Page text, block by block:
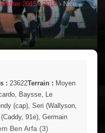
2015 / 2016› Nice -
: 23622Terrain : Moyen
Baysse, Le
(cap), Seri (Wallyson,
91e), Germain
Ben Arfa (3)